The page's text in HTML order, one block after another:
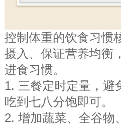
控制体重的饮食习惯
摄入、保证营养均衡
进食习惯。
1. 三餐定时定量，避
吃到七八分饱即可。
2. 增加蔬菜、全谷物